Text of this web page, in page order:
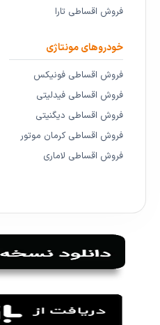
فروش اقساطی تارا
خودروهای مونتاژی
فروش اقساطی فونیکس
فروش اقساطی فیدلیتی
فروش اقساطی دیگنیتی
فروش اقساطی کرمان موتور
فروش اقساطی لاماری